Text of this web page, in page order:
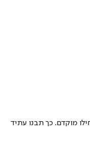
מוקדם. כך תבנו עתיד